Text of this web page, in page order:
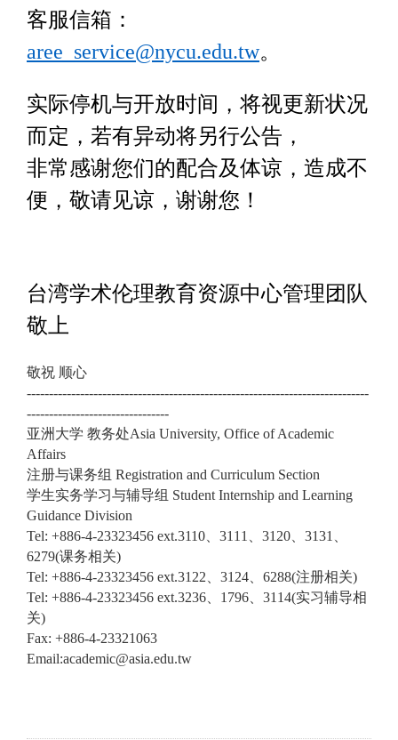
客服信箱：
aree_service@nycu.edu.tw。
实际停机与开放时间，将视更新状况
而定，若有异动将另行公告，
非常感谢您们的配合及体谅，造成不
便，敬请见谅，谢谢您！
台湾学术伦理教育资源中心管理团队
敬上
敬祝 顺心
-----------------------------------------------------------------------------
--------------------------------
亚洲大学 教务处Asia University, Office of Academic
Affairs
注册与课务组 Registration and Curriculum Section
学生实务学习与辅导组 Student Internship and Learning
Guidance Division
Tel: +886-4-23323456 ext.3110 、3111、3120、3131、
6279(课务相关)
Tel: +886-4-23323456 ext.3122 、3124、6288(注册相关)
Tel: +886-4-23323456 ext.3236 、1796、3114(实习辅导相
关)
Fax: +886-4-23321063
Email:academic@asia.edu.tw